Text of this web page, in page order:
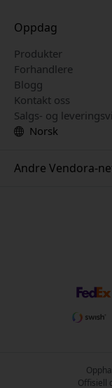
Oppdag
Produkter
Forhandlere
Blogg
Kontakt oss
Salgs- og
Norsk
Andre Vendora-
www.myfirst.se
Offisiell